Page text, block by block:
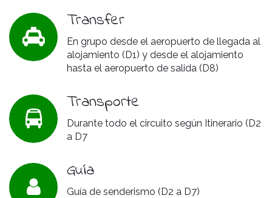
Transfer
En grupo desde el aeropuerto de llegada al
alojamiento (D1) y desde el alojamiento
hasta el aeropuerto de salida (D8)
Transporte
Durante todo el circuito según Itinerario (D2
a D7
Guía
Guía de senderismo (D2 a D7)